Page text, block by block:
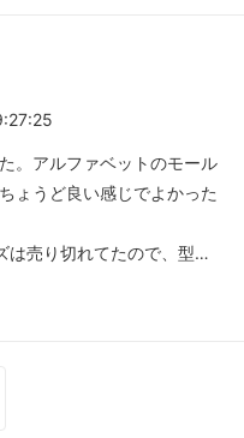
。アルファベットのモール
ょうど良い感じでよかった
は売り切れてたので、型取